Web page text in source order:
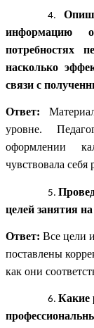
информацию
потребностях
насколько
связи с
Ответ:
уровне.
оформлении
чувствовала себя
целей занятия
Ответ: Все цели
поставлены
как они
Какие